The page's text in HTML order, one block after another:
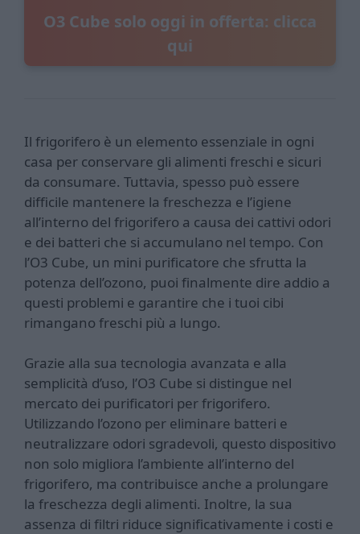
O3 Cube solo oggi in offerta: clicca
qui
Il frigorifero è un elemento essenziale in ogni
casa per conservare gli alimenti freschi e sicuri
da consumare. Tuttavia, spesso può essere
difficile mantenere la freschezza e l’igiene
all’interno del frigorifero a causa dei cattivi odori
e dei batteri che si accumulano nel tempo. Con
l’O3 Cube, un mini purificatore che sfrutta la
potenza dell’ozono, puoi finalmente dire addio a
questi problemi e garantire che i tuoi cibi
rimangano freschi più a lungo.
Grazie alla sua tecnologia avanzata e alla
semplicità d’uso, l’O3 Cube si distingue nel
mercato dei purificatori per frigorifero.
Utilizzando l’ozono per eliminare batteri e
neutralizzare odori sgradevoli, questo dispositivo
non solo migliora l’ambiente all’interno del
frigorifero, ma contribuisce anche a prolungare
la freschezza degli alimenti. Inoltre, la sua
assenza di filtri riduce significativamente i costi e